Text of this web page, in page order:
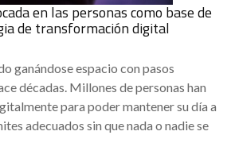
en las personas como base de
de transformación digital
ganándose espacio con pasos
décadas. Millones de personas han
para poder mantener su día a
adecuados sin que nada o nadie se